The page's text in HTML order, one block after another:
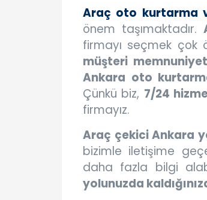
Araç oto kurtarma
önem taşımaktadır.
firmayı seçmek çok
müşteri
Ankara oto
Çünkü biz, 7/24
firmayız.
Araç çekici Ankara
bizimle iletişime
daha fazla bilgi
yolunuzda